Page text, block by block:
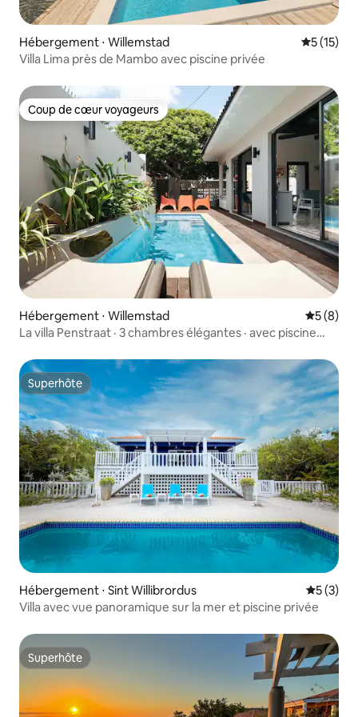
Hébergement ⋅ Willemstad
5 (15)
Villa Lima près de Mambo avec piscine privée
Coup de cœur voyageurs
Coup de cœur voyageurs
Hébergement ⋅ Willemstad
5 (8)
La villa Penstraat · 3 chambres élégantes · avec piscine
Superhôte
Superhôte
Hébergement ⋅ Sint Willibrordus
5 (3)
Villa avec vue panoramique sur la mer et piscine privée
Superhôte
Superhôte